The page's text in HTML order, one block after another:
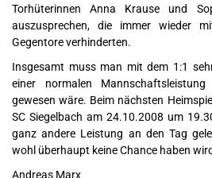
Torhüterinnen Anna Krause und
auszusprechen, die immer wieder
Gegentore verhinderten.
Insgesamt muss man mit dem 1:1
einer normalen
gewesen wäre. Beim nächsten
SC Siegelbach am 24.10.2008 um
ganz andere Leistung an den Tag
wohl überhaupt keine Chance haben
Andreas Marx